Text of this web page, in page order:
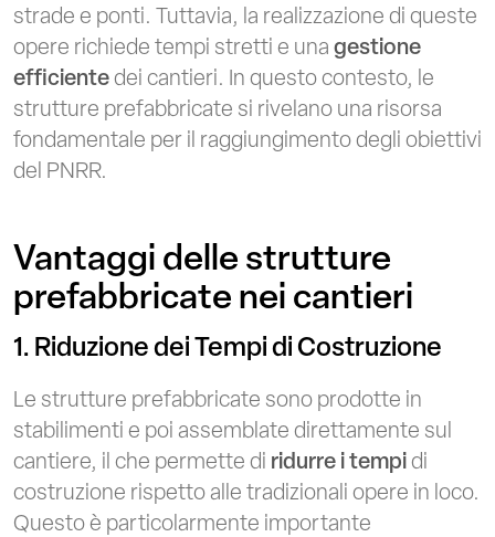
strade e ponti. Tuttavia, la realizzazione di queste
opere richiede tempi stretti e una gestione
efficientedei cantieri. In questo contesto, le
strutture prefabbricate si rivelano una risorsa
fondamentale per il raggiungimento degli obiettivi
del PNRR.
Vantaggi delle strutture
prefabbricate nei cantieri
1. Riduzione dei Tempi di Costruzione
Le strutture prefabbricate sono prodotte in
stabilimenti e poi assemblate direttamente sul
cantiere, il che permette di ridurre i tempidi
costruzione rispetto alle tradizionali opere in loco.
Questo è particolarmente importante